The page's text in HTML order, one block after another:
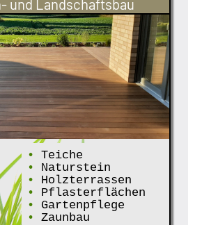
und Landschaftsbau
•
Teiche
•
Naturstein
•
Holzterrassen
•
Pflasterflächen
•
Gartenpflege
•
Zaunbau